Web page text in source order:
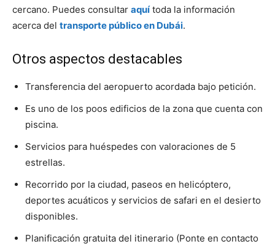
cercano. Puedes consultar aquítoda la información
acerca del transporte público en Dubái.
Otros aspectos destacables
Transferencia del aeropuerto acordada bajo petición.
Es uno de los poos edificios de la zona que cuenta con
piscina.
Servicios para huéspedes con valoraciones de 5
estrellas.
Recorrido por la ciudad, paseos en helicóptero,
deportes acuáticos y servicios de safari en el desierto
disponibles.
Planificación gratuita del itinerario (Ponte en contacto